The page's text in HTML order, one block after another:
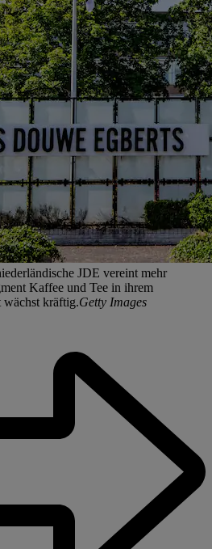
JDE vereint mehr
Kaffee und Tee in ihrem
kräftig.Getty Images